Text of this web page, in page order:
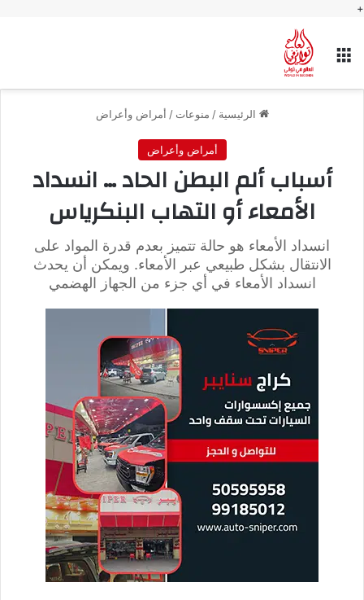
+
القائمة
الرئيسية / منوعات / أمراض وأعراض
أمراض وأعراض
أسباب ألم البطن الحاد … انسداد
الأمعاء أو التهاب البنكرياس
انسداد الأمعاء هو حالة تتميز بعدم قدرة المواد على
الانتقال بشكل طبيعي عبر الأمعاء. ويمكن أن يحدث
انسداد الأمعاء في أي جزء من الجهاز الهضمي